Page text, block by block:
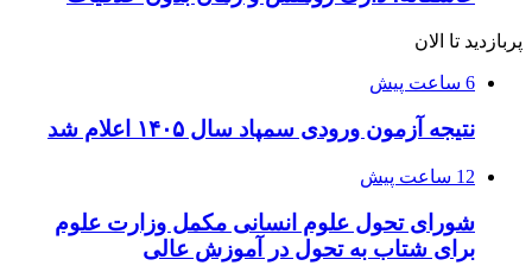
پربازدید تا الان
6 ساعت پیش
نتیجه آزمون ورودی سمپاد سال ۱۴۰۵ اعلام شد
12 ساعت پیش
شورای تحول علوم انسانی مکمل وزارت علوم
برای شتاب به تحول در آموزش عالی